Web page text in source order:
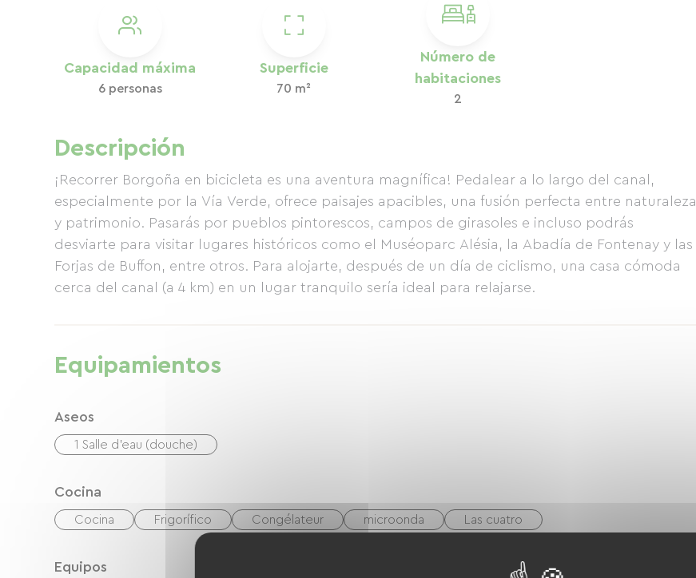
Capacidad máxima
6 personas
Superficie
70 m²
Número de
habitaciones
2
Descripción
¡Recorrer Borgoña en bicicleta es una aventura magnífica! Pedalear a lo largo del canal,
especialmente por la Vía Verde, ofrece paisajes apacibles, una fusión perfecta entre naturaleza
y patrimonio. Pasarás por pueblos pintorescos, campos de girasoles e incluso podrás
desviarte para visitar lugares históricos como el Muséoparc Alésia, la Abadía de Fontenay y las
Forjas de Buffon, entre otros. Para alojarte, después de un día de ciclismo, una casa cómoda
cerca del canal (a 4 km) en un lugar tranquilo sería ideal para relajarse.
Equipamientos
Aseos
1 Salle d'eau (douche)
Cocina
Cocina Frigorífico Congélateur microonda Las cuatro
Equipos